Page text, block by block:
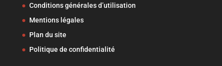
Conditions générales d’utilisation
Mentions légales
Plan du site
Politique de confidentialité